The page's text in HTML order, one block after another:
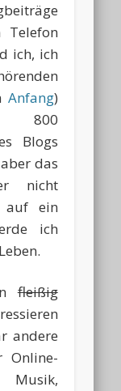
Telefon
ich, ich
Anfang)
800
Blogs
das
nicht
auf ein
ich
fleißig
andere
Online-
Musik,